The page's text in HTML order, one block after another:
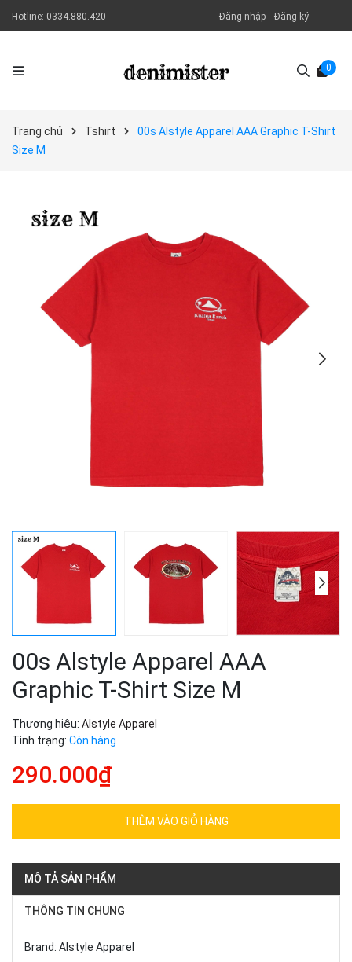
Hotline: 0334.880.420 Đăng nhập Đăng ký
0
Trang chủ Tshirt
00s Alstyle Apparel AAA Graphic T-Shirt
Size M
00s Alstyle Apparel AAA
Graphic T-Shirt Size M
Thương hiệu: Alstyle Apparel
Tình trạng: Còn hàng
290.000₫
THÊM VÀO GIỎ HÀNG
MÔ TẢ SẢN PHẨM
THÔNG TIN CHUNG
Brand: Alstyle Apparel